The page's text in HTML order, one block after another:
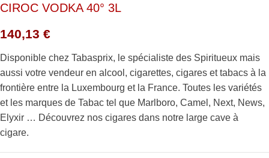
CIROC VODKA 40° 3L
140,13 €
Disponible chez Tabasprix, le spécialiste des Spiritueux mais
aussi votre vendeur en alcool, cigarettes, cigares et tabacs à la
frontière entre la Luxembourg et la France. Toutes les variétés
et les marques de Tabac tel que Marlboro, Camel, Next, News,
Elyxir … Découvrez nos cigares dans notre large cave à
cigare.